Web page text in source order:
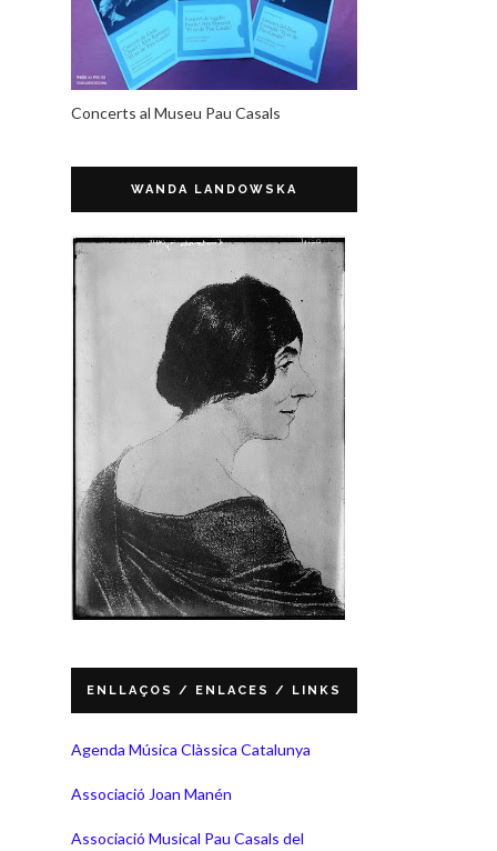
Concerts al Museu Pau Casals
WANDA LANDOWSKA
ENLLAÇOS / ENLACES / LINKS
Agenda Música Clàssica Catalunya
Associació Joan Manén
Associació Musical Pau Casals del